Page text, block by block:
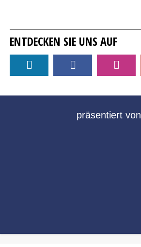
ENTDECKEN SIE UNS AUF
präsentiert von